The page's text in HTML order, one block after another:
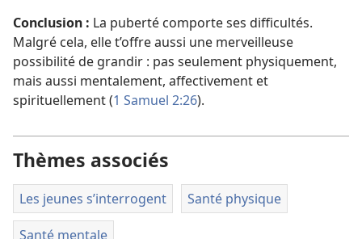
Conclusion : La puberté comporte ses difficultés.
Malgré cela, elle t’offre aussi une merveilleuse
possibilité de grandir : pas seulement physiquement,
mais aussi mentalement, affectivement et
spirituellement (1 Samuel 2:26).
Thèmes associés
Les jeunes s’interrogent Santé physique
Santé mentale